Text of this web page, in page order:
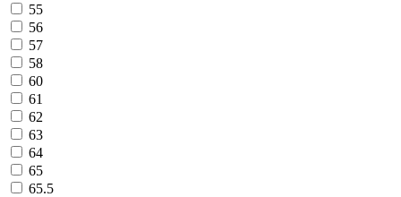
55
56
57
58
60
61
62
63
64
65
65.5